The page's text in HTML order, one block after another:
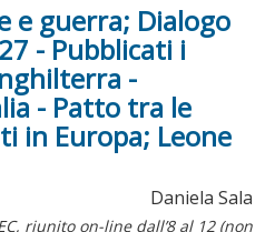
e guerra; Dialogo
- Pubblicati i
-
- Patto tra le
in Europa; Leone
Daniela Sala
riunito on-line dall’8 al 12 (non